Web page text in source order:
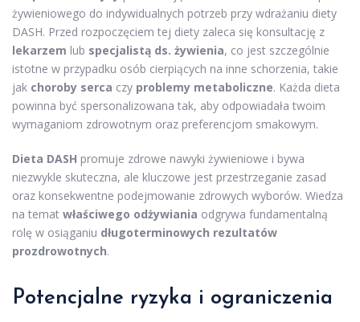
żywieniowego do indywidualnych potrzeb przy wdrażaniu diety
DASH. Przed rozpoczęciem tej diety zaleca się konsultację z
lekarzem lub specjalistą ds. żywienia, co jest szczególnie
istotne w przypadku osób cierpiących na inne schorzenia, takie
jak choroby serca czy problemy metaboliczne. Każda dieta
powinna być spersonalizowana tak, aby odpowiadała twoim
wymaganiom zdrowotnym oraz preferencjom smakowym.
Dieta DASH promuje zdrowe nawyki żywieniowe i bywa
niezwykle skuteczna, ale kluczowe jest przestrzeganie zasad
oraz konsekwentne podejmowanie zdrowych wyborów. Wiedza
na temat właściwego odżywiania odgrywa fundamentalną
rolę w osiąganiu długoterminowych rezultatów
prozdrowotnych.
Potencjalne ryzyka i ograniczenia